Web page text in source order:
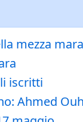
mezza
iscritti
Ahmed